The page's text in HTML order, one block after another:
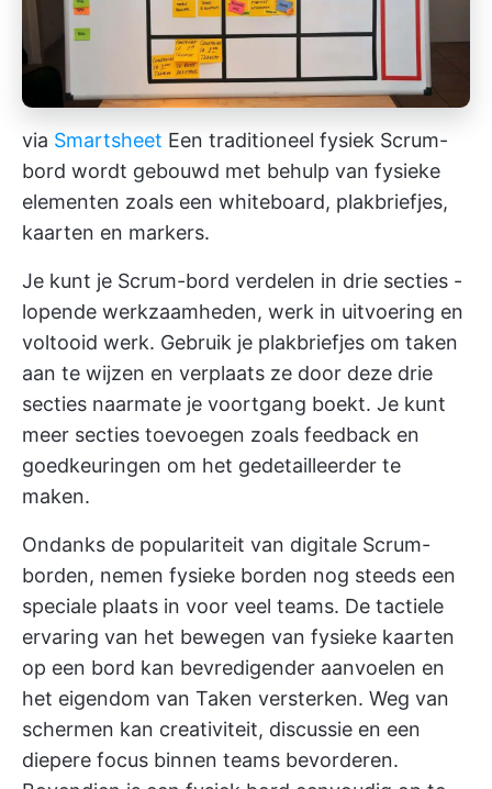
via Smartsheet Een traditioneel fysiek Scrum-
bord wordt gebouwd met behulp van fysieke
elementen zoals een whiteboard, plakbriefjes,
kaarten en markers.
Je kunt je Scrum-bord verdelen in drie secties -
lopende werkzaamheden, werk in uitvoering en
voltooid werk. Gebruik je plakbriefjes om taken
aan te wijzen en verplaats ze door deze drie
secties naarmate je voortgang boekt. Je kunt
meer secties toevoegen zoals feedback en
goedkeuringen om het gedetailleerder te
maken.
Ondanks de populariteit van digitale Scrum-
borden, nemen fysieke borden nog steeds een
speciale plaats in voor veel teams. De tactiele
ervaring van het bewegen van fysieke kaarten
op een bord kan bevredigender aanvoelen en
het eigendom van Taken versterken. Weg van
schermen kan creativiteit, discussie en een
diepere focus binnen teams bevorderen.